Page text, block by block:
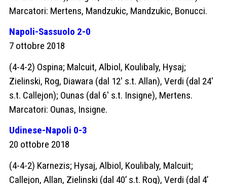
Marcatori: Mertens, Mandzukic, Mandzukic, Bonucci.
Napoli-Sassuolo 2-0
7 ottobre 2018
(4-4-2) Ospina; Malcuit, Albiol, Koulibaly, Hysaj;
Zielinski, Rog, Diawara (dal 12′ s.t. Allan), Verdi (dal 24′
s.t. Callejon); Ounas (dal 6′ s.t. Insigne), Mertens.
Marcatori: Ounas, Insigne.
Udinese-Napoli 0-3
20 ottobre 2018
(4-4-2) Karnezis; Hysaj, Albiol, Koulibaly, Malcuit;
Callejon, Allan, Zielinski (dal 40’ s.t. Rog), Verdi (dal 4’